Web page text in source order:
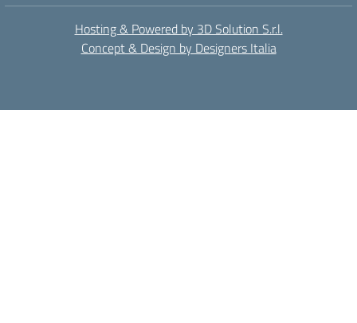
Hosting & Powered by 3D Solution S.r.l.
Concept & Design by Designers Italia